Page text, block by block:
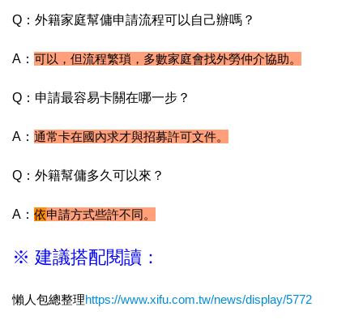
Q：外籍家庭幫傭申請流程可以自己辦嗎？
A： 可以，但流程繁瑣，多數家庭會找外勞仲介協助。
Q：申請最容易卡關在哪一步？
A： 通常卡在國內求才與招募許可文件。
Q：外籍幫傭多久可以來？
A： 依申請方式些許不同。
※ 建議搭配閱讀：
懶人包總整理https://www.xifu.com.tw/news/display/5772